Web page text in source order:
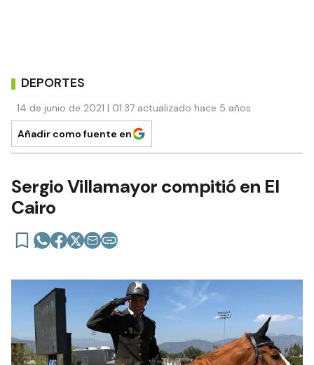
DEPORTES
14 de junio de 2021 | 01:37 actualizado hace 5 años
Añadir como fuente en
Sergio Villamayor compitió en El
Cairo